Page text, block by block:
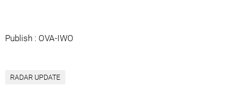
Publish : OVA-IWO
RADAR UPDATE